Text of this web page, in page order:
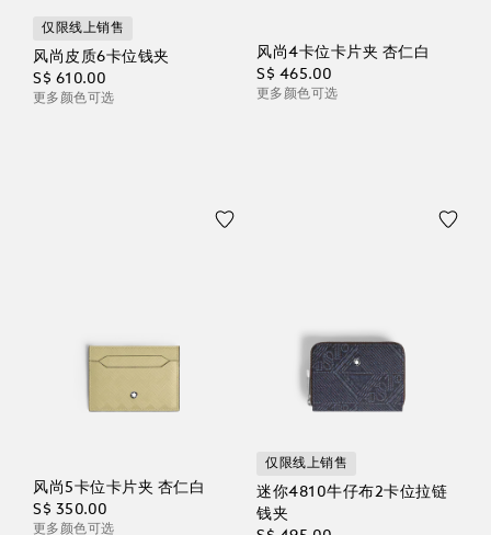
仅限线上销售
风尚皮质6卡位钱夹
S$ 610.00
更多颜色可选
风尚4卡位卡片夹 杏仁白
S$ 465.00
更多颜色可选
风尚5卡位卡片夹 杏仁白
S$ 350.00
更多颜色可选
仅限线上销售
迷你4810牛仔布2卡位拉链
钱夹